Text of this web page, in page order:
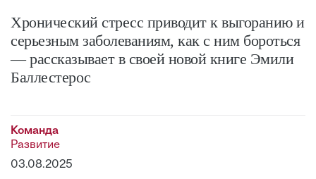
Хронический стресс приводит к выгоранию и
серьезным заболеваниям, как с ним бороться
— рассказывает в своей новой книге Эмили
Баллестерос
Команда
Развитие
03.08.2025